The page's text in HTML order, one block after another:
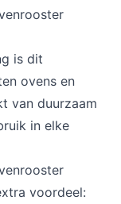
is dit
ovens en
van duurzaam
in elke
voordeel: